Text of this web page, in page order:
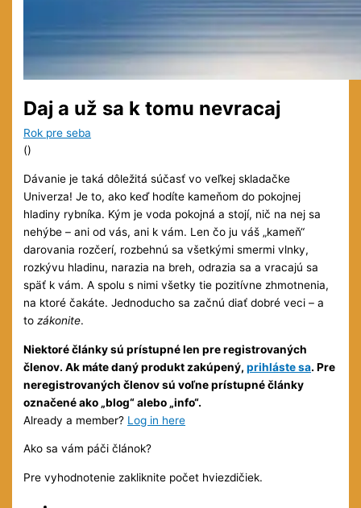
Daj a už sa k tomu nevracaj
Rok pre seba
()
Dávanie je taká dôležitá súčasť vo veľkej skladačke
Univerza! Je to, ako keď hodíte kameňom do pokojnej
hladiny rybníka. Kým je voda pokojná a stojí, nič na nej sa
nehýbe – ani od vás, ani k vám. Len čo ju váš „kameň“
darovania rozčerí, rozbehnú sa všetkými smermi vlnky,
rozkývu hladinu, narazia na breh, odrazia sa a vracajú sa
späť k vám. A spolu s nimi všetky tie pozitívne zhmotnenia,
na ktoré čakáte. Jednoducho sa začnú diať dobré veci – a
tozákonite.
Niektoré články sú prístupné len pre registrovaných
členov. Ak máte daný produkt zakúpený,prihláste sa. Pre
neregistrovaných členov sú voľne prístupné články
označené ako „blog“ alebo „info“.
Already a member? Log in here
Ako sa vám páči článok?
Pre vyhodnotenie zakliknite počet hviezdičiek.